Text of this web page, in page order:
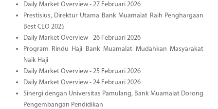
Daily Market Overview - 27 Februari 2026
Prestisius, Direktur Utama Bank Muamalat Raih Penghargaan
Best CEO 2025
Daily Market Overview - 26 Februari 2026
Program Rindu Haji Bank Muamalat Mudahkan Masyarakat
Naik Haji
Daily Market Overview - 25 Februari 2026
Daily Market Overview - 24 Februari 2026
Sinergi dengan Universitas Pamulang, Bank Muamalat Dorong
Pengembangan Pendidikan